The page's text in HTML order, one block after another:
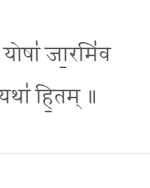
जा॒रमि॑व
हि॒तम् ॥